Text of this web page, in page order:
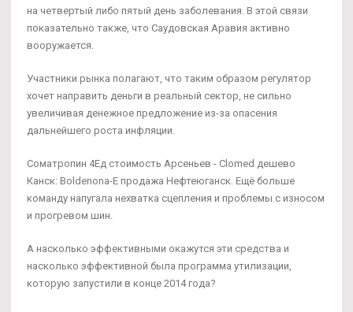
на четвертый либо пятый день заболевания. В этой связи
показательно также, что Саудовская Аравия активно
вооружается.
Участники рынка полагают, что таким образом регулятор
хочет направить деньги в реальный сектор, не сильно
увеличивая денежное предложение из-за опасения
дальнейшего роста инфляции.
Cоматропин 4Ед стоимость Арсеньев - Clomed дешево
Канск: Boldenona-E продажа Нефтеюганск. Ещё больше
команду напугала нехватка сцепления и проблемы с износом
и прогревом шин.
А насколько эффективными окажутся эти средства и
насколько эффективной была программа утилизации,
которую запустили в конце 2014 года?